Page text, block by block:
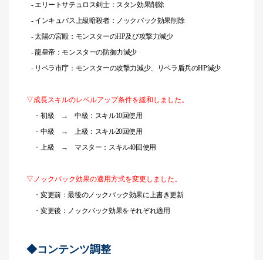
- エリートサテュロス剣士：スタン効果削除
- インキュバス上級暗殺者：ノックバック効果削除
- 太陽の宮殿：モンスターのHP及び攻撃力減少
- 龍皇帝：モンスターの防御力減少
- リベラ市庁：モンスターの攻撃力減少、リベラ盾兵のHP減少
▽成長スキルのレベルアップ条件を緩和しました。
・ 初級 → 中級：スキル10回使用
・ 中級 → 上級：スキル20回使用
・ 上級 → マスター：スキル40回使用
▽ノックバック効果の適用方式を変更しました。
・ 変更前：最後のノックバック効果に上書き更新
・ 変更後：ノックバック効果をそれぞれ適用
◆コンテンツ調整